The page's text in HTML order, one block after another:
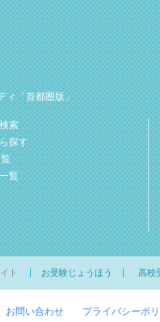
ィ「首都圏版」
索
探す
覧
ト お受験じょうほう 高校
お問い合わせ プライバシーポ